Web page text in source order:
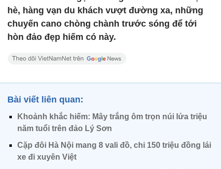
hè, hàng vạn du khách vượt đường xa, những
chuyến cano chòng chành trước sóng để tới
hòn đảo đẹp hiếm có này.
Bài viết liên quan:
Khoảnh khắc hiếm: Mây trắng ôm trọn núi lửa triệu
năm tuổi trên đảo Lý Sơn
Cặp đôi Hà Nội mang 8 vali đồ, chi 150 triệu đồng lái
xe đi xuyên Việt